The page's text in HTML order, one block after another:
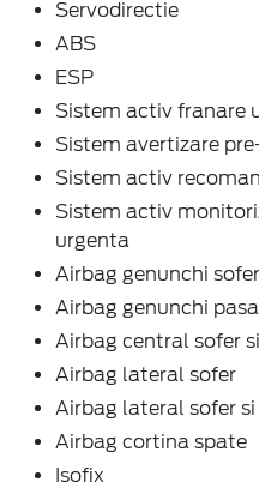
Servodirectie
ABS
ESP
Sistem activ franare
Sistem avertizare
Sistem activ
Sistem activ
urgenta
Airbag genunchi sofer
Airbag genunchi
Airbag central sofer
Airbag lateral sofer
Airbag lateral sofer
Airbag cortina spate
Isofix